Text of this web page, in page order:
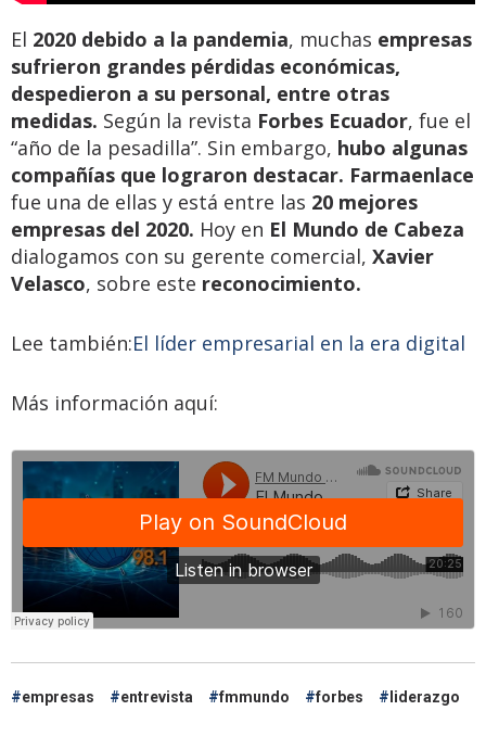
El 2020 debido a la pandemia, muchas empresas
sufrieron grandes pérdidas económicas,
despedieron a su personal, entre otras
medidas. Según la revista Forbes Ecuador, fue el
“año de la pesadilla”. Sin embargo, hubo algunas
compañías que lograron destacar. Farmaenlace
fue una de ellas y está entre las 20 mejores
empresas del 2020. Hoy en El Mundo de Cabeza
dialogamos con su gerente comercial, Xavier
Velasco, sobre este reconocimiento.
Lee también:El líder empresarial en la era digital
Más información aquí:
empresas entrevista fmmundo forbes liderazgo